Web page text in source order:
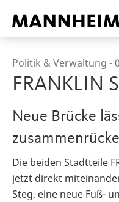
Politik & Verwaltung -
FRANKLIN
Neue Brücke
Die beiden Stadtteile
jetzt direkt
Steg, eine neue Fuß-